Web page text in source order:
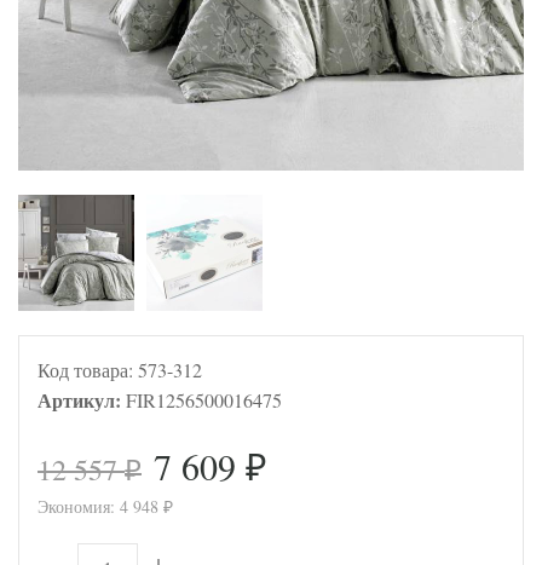
Код товара: 573-312
Артикул: FIR1256500016475
12 557₽ 7 609 ₽
Экономия: 4 948 ₽